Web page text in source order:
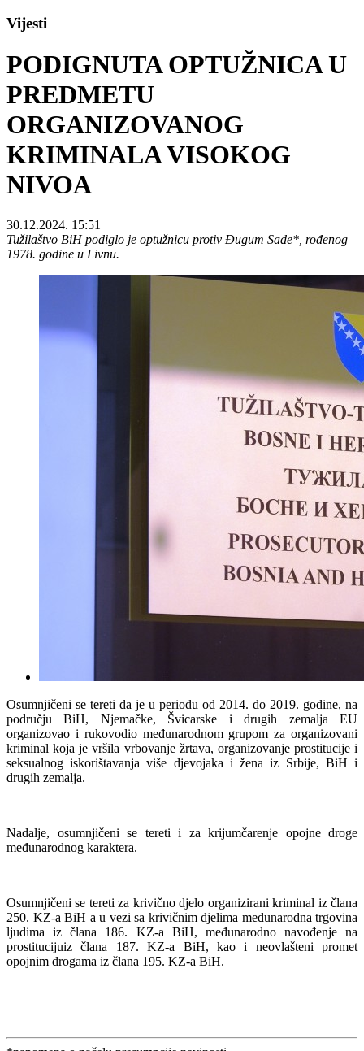
Vijesti
PODIGNUTA OPTUŽNICA U
PREDMETU
ORGANIZOVANOG
KRIMINALA VISOKOG
NIVOA
30.12.2024. 15:51
Tužilaštvo BiH podiglo je optužnicu protiv Đugum Sade*, rođenog
1978. godine u Livnu.
Osumnjičeni se tereti da je u periodu od 2014. do 2019. godine, na
području BiH, Njemačke, Švicarske i drugih zemalja EU
organizovao i rukovodio međunarodnom grupom za organizovani
kriminal koja je vršila vrbovanje žrtava, organizovanje prostitucije i
seksualnog iskorištavanja više djevojaka i žena iz Srbije, BiH i
drugih zemalja.
Nadalje, osumnjičeni se tereti i za krijumčarenje opojne droge
međunarodnog karaktera.
Osumnjičeni se tereti za krivično djelo organizirani kriminal iz člana
250. KZ-a BiH a u vezi sa krivičnim djelima međunarodna trgovina
ljudima iz člana 186. KZ-a BiH, međunarodno navođenje na
prostitucijuiz člana 187. KZ-a BiH, kao i neovlašteni promet
opojnim drogama iz člana 195. KZ-a BiH.